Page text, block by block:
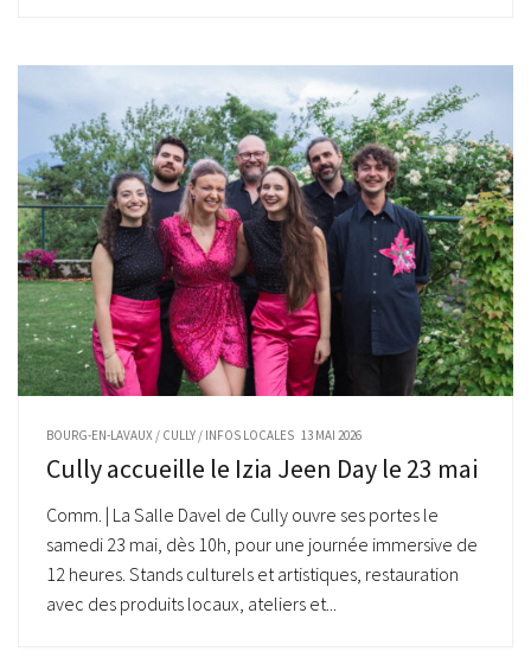
BOURG-EN-LAVAUX / CULLY / INFOS LOCALES 13 MAI 2026
Cully accueille le Izia Jeen Day le 23 mai
Comm. | La Salle Davel de Cully ouvre ses portes le
samedi 23 mai, dès 10h, pour une journée immersive de
12 heures. Stands culturels et artistiques, restauration
avec des produits locaux, ateliers et...